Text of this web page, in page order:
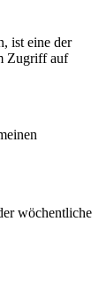
ist eine der
Zugriff auf
wöchentliche